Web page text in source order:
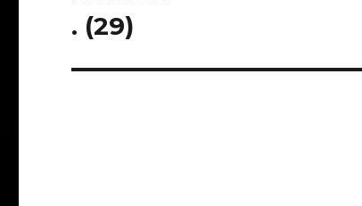
de
. (29)